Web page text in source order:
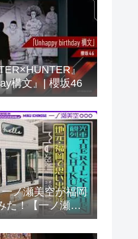
』
構文』| 櫻坂46
ノ瀬美空が福岡
た！【一ノ瀬列